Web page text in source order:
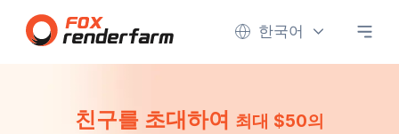
한국어
친구를 초대하여 최대 $50의